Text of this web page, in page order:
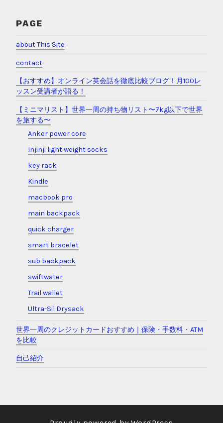
PAGE
about This Site
contact
【おすすめ】オンライン英会話を徹底比較ブログ！月100レ
ッスン受講者が語る！
【ミニマリスト】世界一周の持ち物リスト〜7kg以下で世界
を旅する〜
Anker power core
Injinji light weight socks
key rack
Kindle
macbook pro
main backpack
quick charger
smart bracelet
sub backpack
swiftwater
Trail wallet
Ultra-Sil Drysack
世界一周のクレジットカードおすすめ｜保険・手数料・ATM
を比較
自己紹介